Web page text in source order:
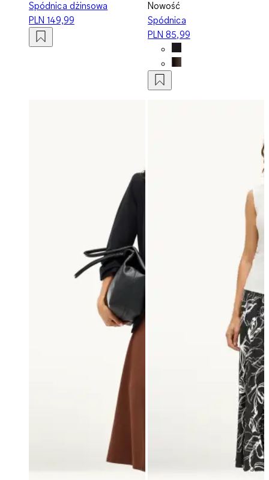
Spódnica dżinsowa
PLN 149,99
Nowość
Spódnica
PLN 85,99